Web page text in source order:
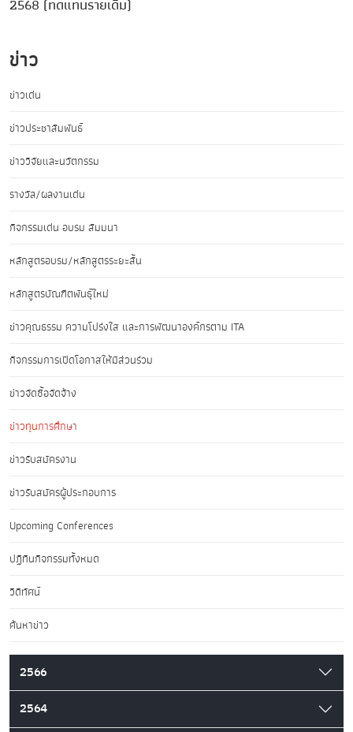
2568 (ทดแทนรายเดิม)
ข่าว
ข่าวเด่น
ข่าวประชาสัมพันธ์
ข่าววิจัยและนวัตกรรม
รางวัล/ผลงานเด่น
กิจกรรมเด่น อบรม สัมมนา
หลักสูตรอบรม/หลักสูตรระยะสั้น
หลักสูตรบัณฑิตพันธุ์ใหม่
ข่าวคุณธรรม ความโปร่งใส และการพัฒนาองค์กรตาม ITA
กิจกรรมการเปิดโอกาสให้มีส่วนร่วม
ข่าวจัดซื้อจัดจ้าง
ข่าวทุนการศึกษา
ข่าวรับสมัครงาน
ข่าวรับสมัครผู้ประกอบการ
Upcoming Conferences
ปฏิทินกิจกรรมทั้งหมด
วิดีทัศน์
ค้นหาข่าว
2566
2564